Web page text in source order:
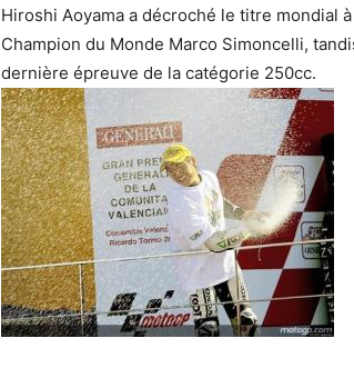
Hiroshi Aoyama a décroché le titre mondial
Champion du Monde Marco Simoncelli,
dernière épreuve de la catégorie 250cc.